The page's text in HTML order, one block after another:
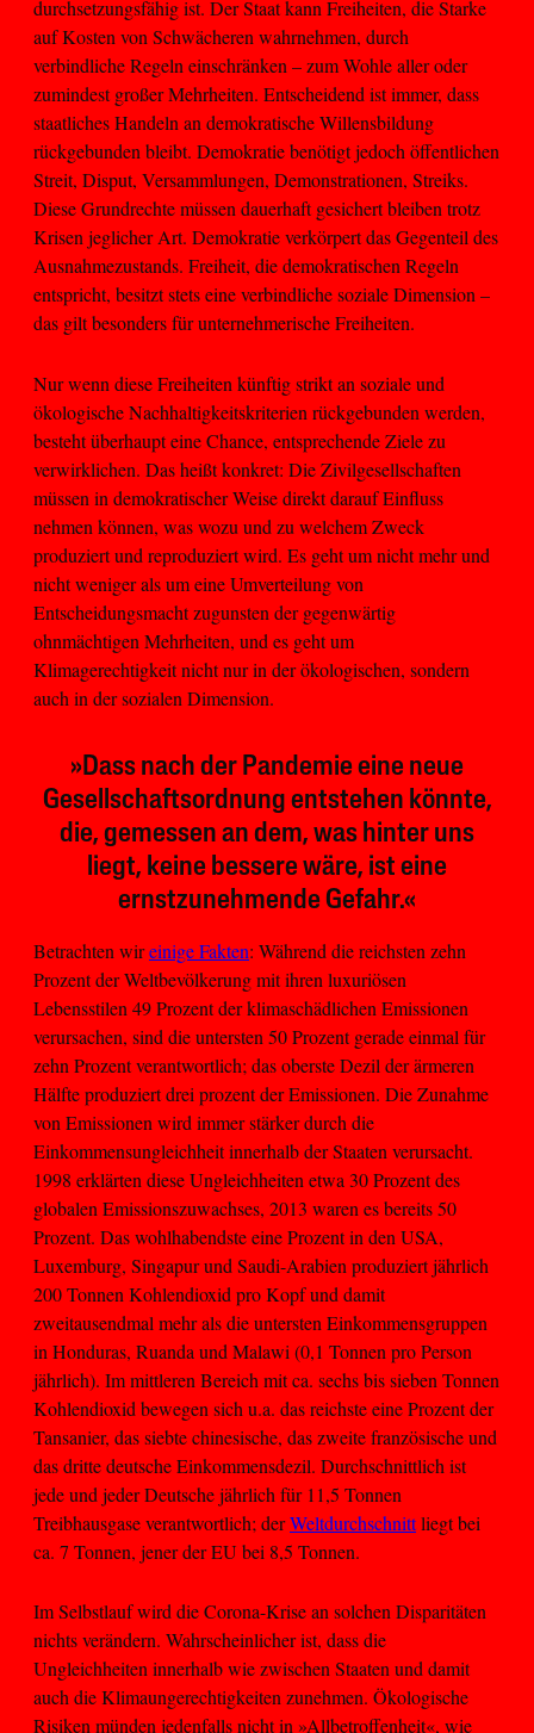
durchsetzungsfähig ist. Der Staat kann Freiheiten, die Starke
auf Kosten von Schwächeren wahrnehmen, durch
verbindliche Regeln einschränken – zum Wohle aller oder
zumindest großer Mehrheiten. Entscheidend ist immer, dass
staatliches Handeln an demokratische Willensbildung
rückgebunden bleibt. Demokratie benötigt jedoch öffentlichen
Streit, Disput, Versammlungen, Demonstrationen, Streiks.
Diese Grundrechte müssen dauerhaft gesichert bleiben trotz
Krisen jeglicher Art. Demokratie verkörpert das Gegenteil des
Ausnahmezustands. Freiheit, die demokratischen Regeln
entspricht, besitzt stets eine verbindliche soziale Dimension –
das gilt besonders für unternehmerische Freiheiten.
Nur wenn diese Freiheiten künftig strikt an soziale und
ökologische Nachhaltigkeitskriterien rückgebunden werden,
besteht überhaupt eine Chance, entsprechende Ziele zu
verwirklichen. Das heißt konkret: Die Zivilgesellschaften
müssen in demokratischer Weise direkt darauf Einfluss
nehmen können, was wozu und zu welchem Zweck
produziert und reproduziert wird. Es geht um nicht mehr und
nicht weniger als um eine Umverteilung von
Entscheidungsmacht zugunsten der gegenwärtig
ohnmächtigen Mehrheiten, und es geht um
Klimagerechtigkeit nicht nur in der ökologischen, sondern
auch in der sozialen Dimension.
»Dass nach der Pandemie eine neue
Gesellschaftsordnung entstehen könnte,
die, gemessen an dem, was hinter uns
liegt, keine bessere wäre, ist eine
ernstzunehmende Gefahr.«
Betrachten wireinige Fakten: Während die reichsten zehn
Prozent der Weltbevölkerung mit ihren luxuriösen
Lebensstilen 49 Prozent der klimaschädlichen Emissionen
verursachen, sind die untersten 50 Prozent gerade einmal für
zehn Prozent verantwortlich; das oberste Dezil der ärmeren
Hälfte produziert drei prozent der Emissionen. Die Zunahme
von Emissionen wird immer stärker durch die
Einkommensungleichheit innerhalb der Staaten verursacht.
1998 erklärten diese Ungleichheiten etwa 30 Prozent des
globalen Emissionszuwachses, 2013 waren es bereits 50
Prozent. Das wohlhabendste eine Prozent in den USA,
Luxemburg, Singapur und Saudi-Arabien produziert jährlich
200 Tonnen Kohlendioxid pro Kopf und damit
zweitausendmal mehr als die untersten Einkommensgruppen
in Honduras, Ruanda und Malawi (0,1 Tonnen pro Person
jährlich). Im mittleren Bereich mit ca. sechs bis sieben Tonnen
Kohlendioxid bewegen sich u.a. das reichste eine Prozent der
Tansanier, das siebte chinesische, das zweite französische und
das dritte deutsche Einkommensdezil. Durchschnittlich ist
jede und jeder Deutsche jährlich für 11,5 Tonnen
Treibhausgase verantwortlich; derWeltdurchschnittliegt bei
ca. 7 Tonnen, jener der EU bei 8,5 Tonnen.
Im Selbstlauf wird die Corona-Krise an solchen Disparitäten
nichts verändern. Wahrscheinlicher ist, dass die
Ungleichheiten innerhalb wie zwischen Staaten und damit
auch die Klimaungerechtigkeiten zunehmen. Ökologische
Risiken münden jedenfalls nicht in »Allbetroffenheit«, wie